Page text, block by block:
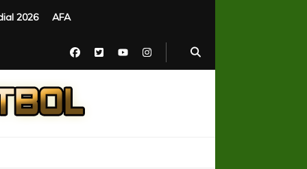
2026 AFA